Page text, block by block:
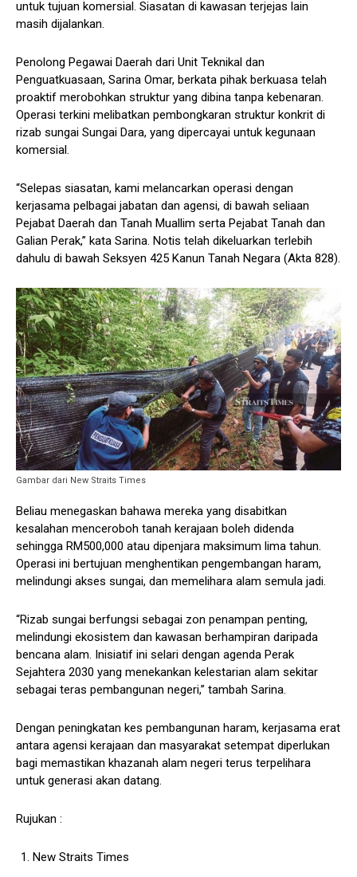
untuk tujuan komersial. Siasatan di kawasan terjejas lain
masih dijalankan.
Penolong Pegawai Daerah dari Unit Teknikal dan
Penguatkuasaan, Sarina Omar, berkata pihak berkuasa telah
proaktif merobohkan struktur yang dibina tanpa kebenaran.
Operasi terkini melibatkan pembongkaran struktur konkrit di
rizab sungai Sungai Dara, yang dipercayai untuk kegunaan
komersial.
“Selepas siasatan, kami melancarkan operasi dengan
kerjasama pelbagai jabatan dan agensi, di bawah seliaan
Pejabat Daerah dan Tanah Muallim serta Pejabat Tanah dan
Galian Perak,” kata Sarina. Notis telah dikeluarkan terlebih
dahulu di bawah Seksyen 425 Kanun Tanah Negara (Akta 828).
Gambar dari New Straits Times
Beliau menegaskan bahawa mereka yang disabitkan
kesalahan menceroboh tanah kerajaan boleh didenda
sehingga RM500,000 atau dipenjara maksimum lima tahun.
Operasi ini bertujuan menghentikan pengembangan haram,
melindungi akses sungai, dan memelihara alam semula jadi.
“Rizab sungai berfungsi sebagai zon penampan penting,
melindungi ekosistem dan kawasan berhampiran daripada
bencana alam. Inisiatif ini selari dengan agenda Perak
Sejahtera 2030 yang menekankan kelestarian alam sekitar
sebagai teras pembangunan negeri,” tambah Sarina.
Dengan peningkatan kes pembangunan haram, kerjasama erat
antara agensi kerajaan dan masyarakat setempat diperlukan
bagi memastikan khazanah alam negeri terus terpelihara
untuk generasi akan datang.
Rujukan :
New Straits Times